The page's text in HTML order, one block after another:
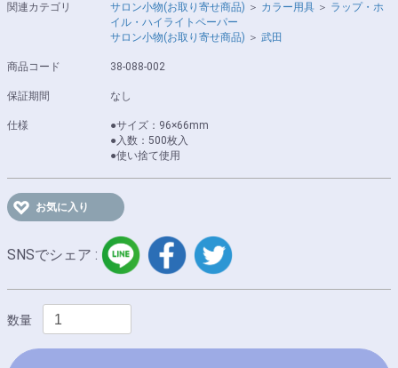
関連カテゴリ サロン小物(お取り寄せ商品) ＞ カラー用具 ＞ ラップ・ホ
イル・ハイライトペーパー
サロン小物(お取り寄せ商品) ＞ 武田
商品コード 38-088-002
保証期間 なし
仕様
●サイズ：96×66mm
●入数：500枚入
●使い捨て使用
お気に入り
SNSでシェア :
LINE facebook
数量